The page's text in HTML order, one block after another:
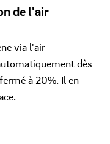
de l'air
via l'air
dès
à 20%. Il en